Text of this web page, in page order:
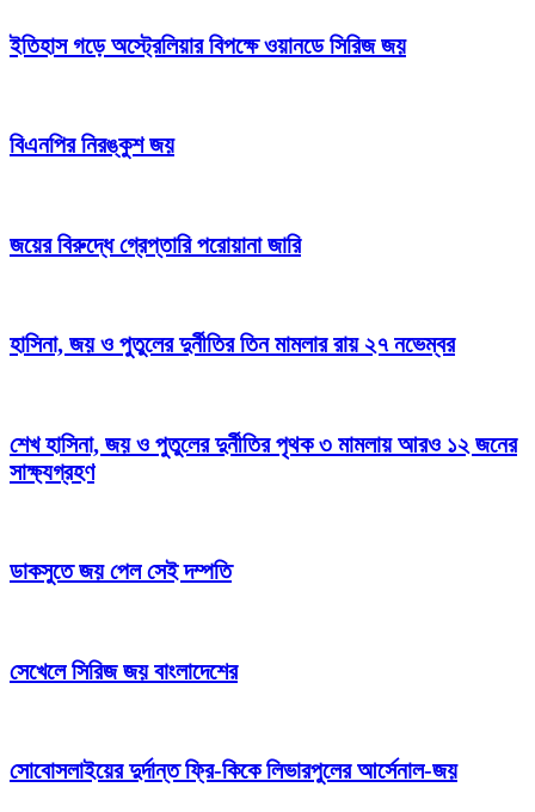
ইতিহাস গড়ে অস্ট্রেলিয়ার বিপক্ষে ওয়ানডে সিরিজ জয়
বিএনপির নিরঙ্কুশ জয়
জয়ের বিরুদ্ধে গ্রেপ্তারি পরোয়ানা জারি
হাসিনা, জয় ও পুতুলের দুর্নীতির তিন মামলার রায় ২৭ নভেম্বর
শেখ হাসিনা, জয় ও পুতুলের দুর্নীতির পৃথক ৩ মামলায় আরও ১২ জনের
সাক্ষ্যগ্রহণ
ডাকসুতে জয় পেল সেই দম্পতি
সেখেলে সিরিজ জয় বাংলাদেশের
সোবোসলাইয়ের দুর্দান্ত ফ্রি-কিকে লিভারপুলের আর্সেনাল-জয়